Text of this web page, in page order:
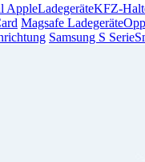
AppleLadegeräteKFZ-
Magsafe Ladegeräte
Samsung S Serie